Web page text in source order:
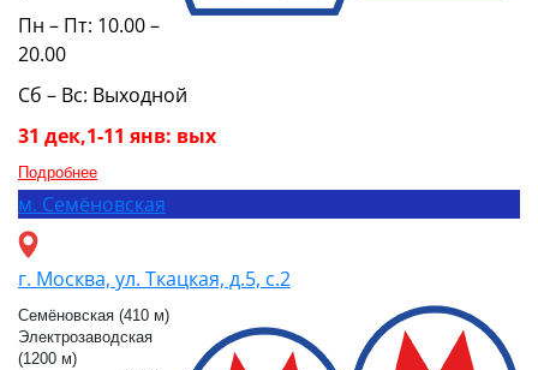
Пн – Пт: 10.00 –
20.00
Сб – Вс: Выходной
31 дек,1-11 янв: вых
Подробнее
м. Семёновская
г. Москва, ул. Ткацкая, д.5, с.2
Семёновская (410 м)
Электрозаводская
(1200 м)